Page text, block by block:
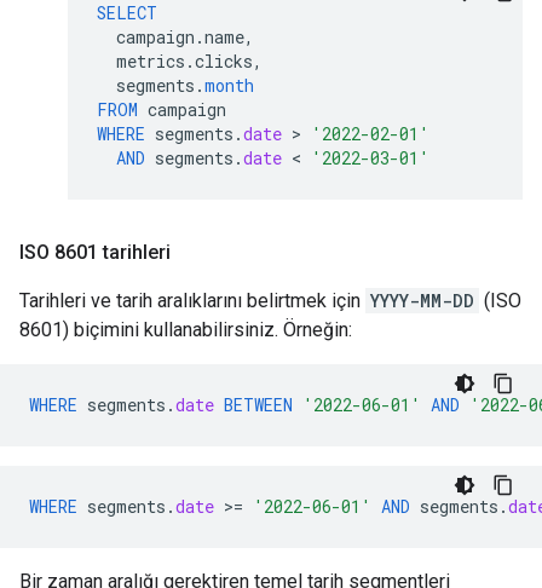
SELECT
campaign .name,
metrics .clicks,
segments .month
FROM campaign
WHERE segments .date >
'2022-02-01'
AND segments .date < '2022-03-01'
ISO 8601 tarihleri
Tarihleri ve tarih aralıklarını belirtmek için YYYY-MM-DD (ISO
8601) biçimini kullanabilirsiniz. Örneğin:
WHERE segments .date BETWEEN '2022-06-01' AND '2022-
WHERE segments .date >= '2022-06-01' AND segments .
Bir zaman aralığı gerektiren temel tarih segmentleri